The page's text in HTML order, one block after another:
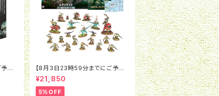
約
【8月3日23時59分までにご予約
で5％OFF】ウォーハンマー40K：
キルチーム：エクソダイト（日本語
版）
¥21,850
5%OFF